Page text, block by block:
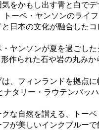
をかもし出す青と白で
トーベ・ヤンソンのライ
日本の文化が融合したコ
ヤンソンが夏を過ごし
作られた石や岩の丸み
、フィンランドを拠点
タリー・ラウテンバッ
な自然を讃える、トー
が美しいインクブルーで